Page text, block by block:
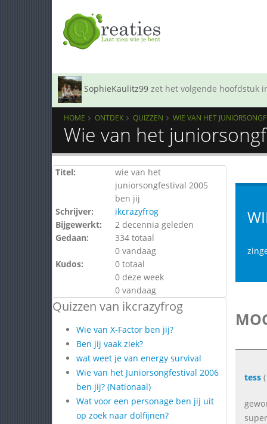
SophieKaulitz99 zet het volgende hoofdstuk
HOME ONTDEK QUIZZEN WIE VAN HET
Wie van het
Titel:
wie van het
juniorsongfestival 2005
ben jij
Schrijver:
ikcrazyfrog
Bijgewerkt:
2 decennia geleden
Gedaan:
334 totaal
0 vandaag
Kudos:
0 totaal
0 deze week
0 vandaag
Quizzen van ikcrazyfrog
Wie van X-Factor ben jij?
Ben jij vaak ziek?
wat weet je van energy survival
Wie van het Juniorsongfestival 2006
ben jij? (Nationaal)
Wat voor een personage ben jij uit
op zoek naar dolfijnen?
tess